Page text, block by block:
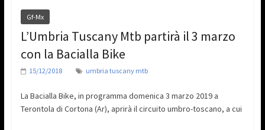
Gf-Mx
L’Umbria Tuscany Mtb partirà il 3 marzo
con la Bacialla Bike
15/12/2018 umbria tuscany mtb
La Bacialla Bike, in programma domenica 3 marzo 2019 a
Terontola di Cortona (Ar), aprirà il circuito umbro-toscano, a cui